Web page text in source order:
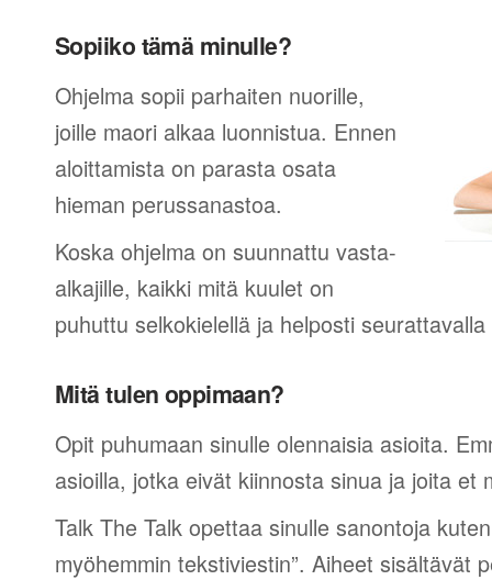
Sopiiko tämä minulle?
Ohjelma sopii parhaiten nuorille,
joille maori alkaa luonnistua. Ennen
aloittamista on parasta osata
hieman perussanastoa.
Koska ohjelma on suunnattu vasta-
alkajille, kaikki mitä kuulet on
puhuttu selkokielellä ja helposti
Mitä tulen oppimaan?
Opit puhumaan sinulle olennaisia asioita.
asioilla, jotka eivät kiinnosta sinua ja joita et
Talk The Talk opettaa sinulle sanontoja
myöhemmin tekstiviestin”. Aiheet sisältävät